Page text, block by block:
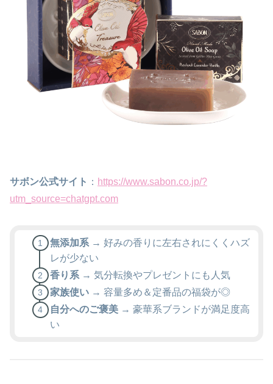
サボン公式サイト ： https://www.sabon.co.jp/?
utm_source=chatgpt.com
無添加系→ 好みの香りに左右されにくくハズ
レが少ない
香り系→ 気分転換やプレゼントにも人気
家族使い→ 容量多め＆定番品の福袋が◎
自分へのご褒美→ 豪華系ブランドが満足度高
い